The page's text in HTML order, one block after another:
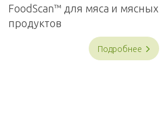
FoodScan™ для мяса и мясных
продуктов
Подробнее